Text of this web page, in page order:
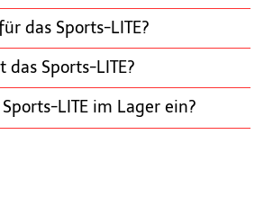
das Sports-LITE?
Sports-LITE?
LITE im Lager ein?